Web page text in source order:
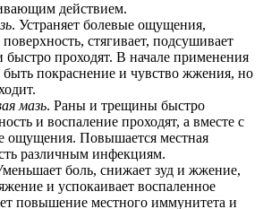
действием.
. Устраняет болевые ощущения,
поверхность, стягивает, подсушивает
проходят. В начале применения
быть покраснение и чувство жжения, но
мазь. Раны и трещины быстро
и воспаление проходят, а вместе с
ощущения. Повышается местная
различным инфекциям.
боль, снижает зуд и жжение,
и успокаивает воспаленное
повышение местного иммунитета и